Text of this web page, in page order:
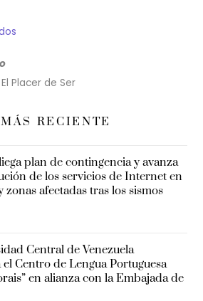
Placer de Ser
RECIENTE
plan de contingencia y avanza
de los servicios de Internet en
zonas afectadas tras los sismos
Central de Venezuela
Centro de Lengua Portuguesa
en alianza con la Embajada de